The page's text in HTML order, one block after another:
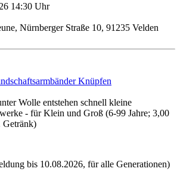
14:30 Uhr
Nürnberger Straße 10, 91235 Velden
Knüpfen
Wolle entstehen schnell kleine
- für Klein und Groß (6-99 Jahre; 3,00
Getränk)
bis 10.08.2026, für alle Generationen)